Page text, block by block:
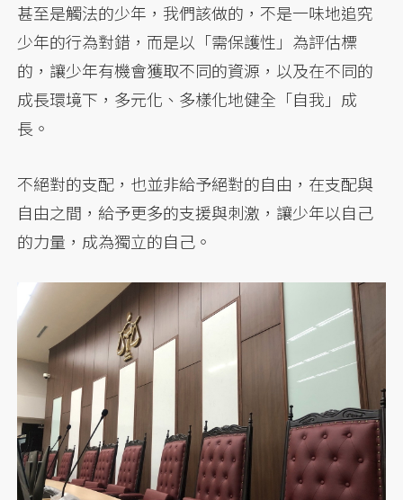
甚至是觸法的少年，我們該做的，不是一味地追究
少年的行為對錯，而是以「需保護性」為評估標
的，讓少年有機會獲取不同的資源，以及在不同的
成長環境下，多元化、多樣化地健全「自我」成
長。
不絕對的支配，也並非給予絕對的自由，在支配與
自由之間，給予更多的支援與刺激，讓少年以自己
的力量，成為獨立的自己。